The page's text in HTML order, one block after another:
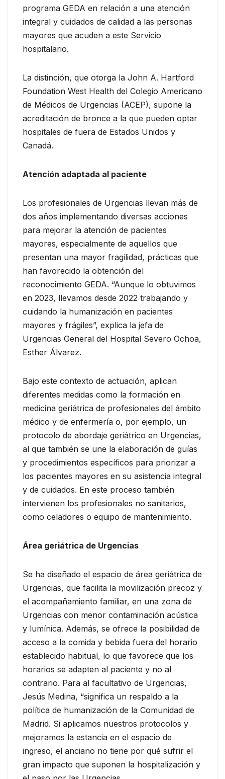
programa GEDA en relación a una atención
integral y cuidados de calidad a las personas
mayores que acuden a este Servicio
hospitalario.
La distinción, que otorga la John A. Hartford
Foundation West Health del Colegio Americano
de Médicos de Urgencias (ACEP), supone la
acreditación de bronce a la que pueden optar
hospitales de fuera de Estados Unidos y
Canadá.
Atención adaptada al paciente
Los profesionales de Urgencias llevan más de
dos años implementando diversas acciones
para mejorar la atención de pacientes
mayores, especialmente de aquellos que
presentan una mayor fragilidad, prácticas que
han favorecido la obtención del
reconocimiento GEDA. “Aunque lo obtuvimos
en 2023, llevamos desde 2022 trabajando y
cuidando la humanización en pacientes
mayores y frágiles”, explica la jefa de
Urgencias General del Hospital Severo Ochoa,
Esther Álvarez.
Bajo este contexto de actuación, aplican
diferentes medidas como la formación en
medicina geriátrica de profesionales del ámbito
médico y de enfermería o, por ejemplo, un
protocolo de abordaje geriátrico en Urgencias,
al que también se une la elaboración de guías
y procedimientos específicos para priorizar a
los pacientes mayores en su asistencia integral
y de cuidados. En este proceso también
intervienen los profesionales no sanitarios,
como celadores o equipo de mantenimiento.
Área geriátrica de Urgencias
Se ha diseñado el espacio de área geriátrica de
Urgencias, que facilita la movilización precoz y
el acompañamiento familiar, en una zona de
Urgencias con menor contaminación acústica
y lumínica. Además, se ofrece la posibilidad de
acceso a la comida y bebida fuera del horario
establecido habitual, lo que favorece que los
horarios se adapten al paciente y no al
contrario. Para al facultativo de Urgencias,
Jesús Medina, “significa un respaldo a la
política de humanización de la Comunidad de
Madrid. Si aplicamos nuestros protocolos y
mejoramos la estancia en el espacio de
ingreso, el anciano no tiene por qué sufrir el
gran impacto que suponen la hospitalización y